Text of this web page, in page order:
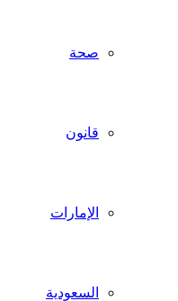
صحة
قانون
الإمارات
السعودية